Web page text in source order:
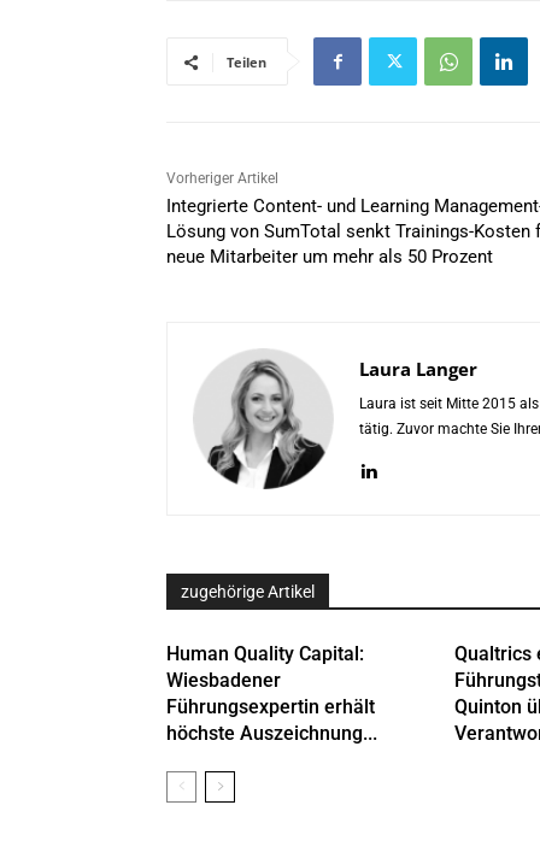
Teilen
Vorheriger Artikel
Integrierte Content- und Learning
Lösung von SumTotal senkt Trainings-Kosten
neue Mitarbeiter um mehr als 50 Prozent
Laura Langer
Laura ist seit Mitte 2015
tätig. Zuvor machte Sie
zugehörige Artikel
Human Quality Capital:
Wiesbadener
Führungsexpertin erhält
höchste Auszeichnung...
Qualtrics
Quinton